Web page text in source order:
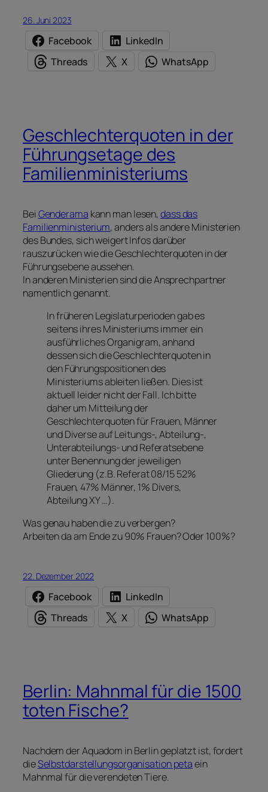
26. Juni 2023
Facebook
LinkedIn
Threads
X WhatsApp
Geschlechterquoten in der
Führungsetage des
Familienministeriums
BeiGenderama kann man lesen,dass das
Familienministerium, anders als andere Ministerien
des Bundes, sich weigert Infos darüber
rauszurücken wie die Geschlechterquoten in der
Führungsebene aussehen.
In anderen Ministerien sind die Ansprechpartner
namentlich genannt.
In früheren Legislaturperioden gab es
seitens ihres Ministeriums immer ein
ausführliches Organigram, anhand
dessen sich die Geschlechterquoten in
den Führungspositionen des
Ministeriums ableiten ließen. Dies ist
aktuell leider nicht der Fall. Ich bitte
daher um Mitteilung der
Geschlechterquoten für Frauen, Männer
und Diverse auf Leitungs-, Abteilung-,
Unterabteilungs- und Referatsebene
unter Benennung der jeweiligen
Gliederung (z.B. Referat 08/15 52%
Frauen, 47% Männer, 1% Divers,
Abteilung XY …).
Was genau haben die zu verbergen?
Arbeiten da am Ende zu 90% Frauen? Oder 100%?
22. Dezember 2022
Facebook
LinkedIn
Threads
X WhatsApp
Berlin: Mahnmal für die 1500
toten Fische?
Nachdem der Aquadom in Berlin geplatzt ist, fordert
dieSelbstdarstellungsorganisation petaein
Mahnmal für die verendeten Tiere.